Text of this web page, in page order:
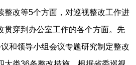
整改等5个方面，对巡视整改工作进
贯穿到办公室工作的各个方面。先
和领导小组会议专题研究制定整改